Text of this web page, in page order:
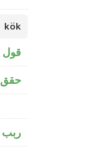
kök
قول
حقق
ربب